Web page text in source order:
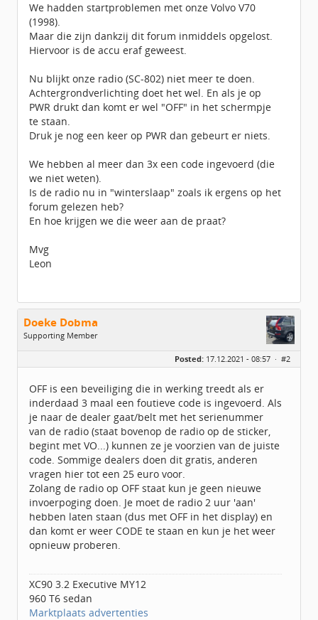
We hadden startproblemen met onze Volvo V70
(1998).
Maar die zijn dankzij dit forum inmiddels opgelost.
Hiervoor is de accu eraf geweest.
Nu blijkt onze radio (SC-802) niet meer te doen.
Achtergrondverlichting doet het wel. En als je op
PWR drukt dan komt er wel "OFF" in het schermpje
te staan.
Druk je nog een keer op PWR dan gebeurt er niets.
We hebben al meer dan 3x een code ingevoerd (die
we niet weten).
Is de radio nu in "winterslaap" zoals ik ergens op het
forum gelezen heb?
En hoe krijgen we die weer aan de praat?
Mvg
Leon
Doeke Dobma
Supporting Member
Geregistreerd:08 / 2014
Posted: 17.12.2021 - 08:57 · #2
OFF is een beveiliging die in werking treedt als er
inderdaad 3 maal een foutieve code is ingevoerd. Als
je naar de dealer gaat/belt met het serienummer
van de radio (staat bovenop de radio op de sticker,
begint met VO...) kunnen ze je voorzien van de juiste
code. Sommige dealers doen dit gratis, anderen
vragen hier tot een 25 euro voor.
Zolang de radio op OFF staat kun je geen nieuwe
invoerpoging doen. Je moet de radio 2 uur 'aan'
hebben laten staan (dus met OFF in het display) en
dan komt er weer CODE te staan en kun je het weer
opnieuw proberen.
XC90 3.2 Executive MY12
960 T6 sedan
Marktplaats advertenties